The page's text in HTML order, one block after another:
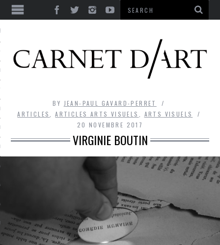
ULTIME
RIRE
LIBERTÉ
BEAUTÉ
FOLIE
BONHEUR
BY JEAN-PAUL GAVARD-PERRET
ARTICLES
,ARTICLES ARTS VISUELS
ARTS VISUELS
20 NOVEMBRE 2017
VIRGINIE BOUTIN